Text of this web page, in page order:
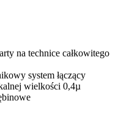
na technice całkowitego
system łączący
wielkości 0,4µ